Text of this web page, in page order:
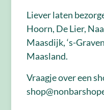
Liever laten
Hoorn, De Lier,
Maasdijk, ‘s-
Maasland.
Vraagje over een